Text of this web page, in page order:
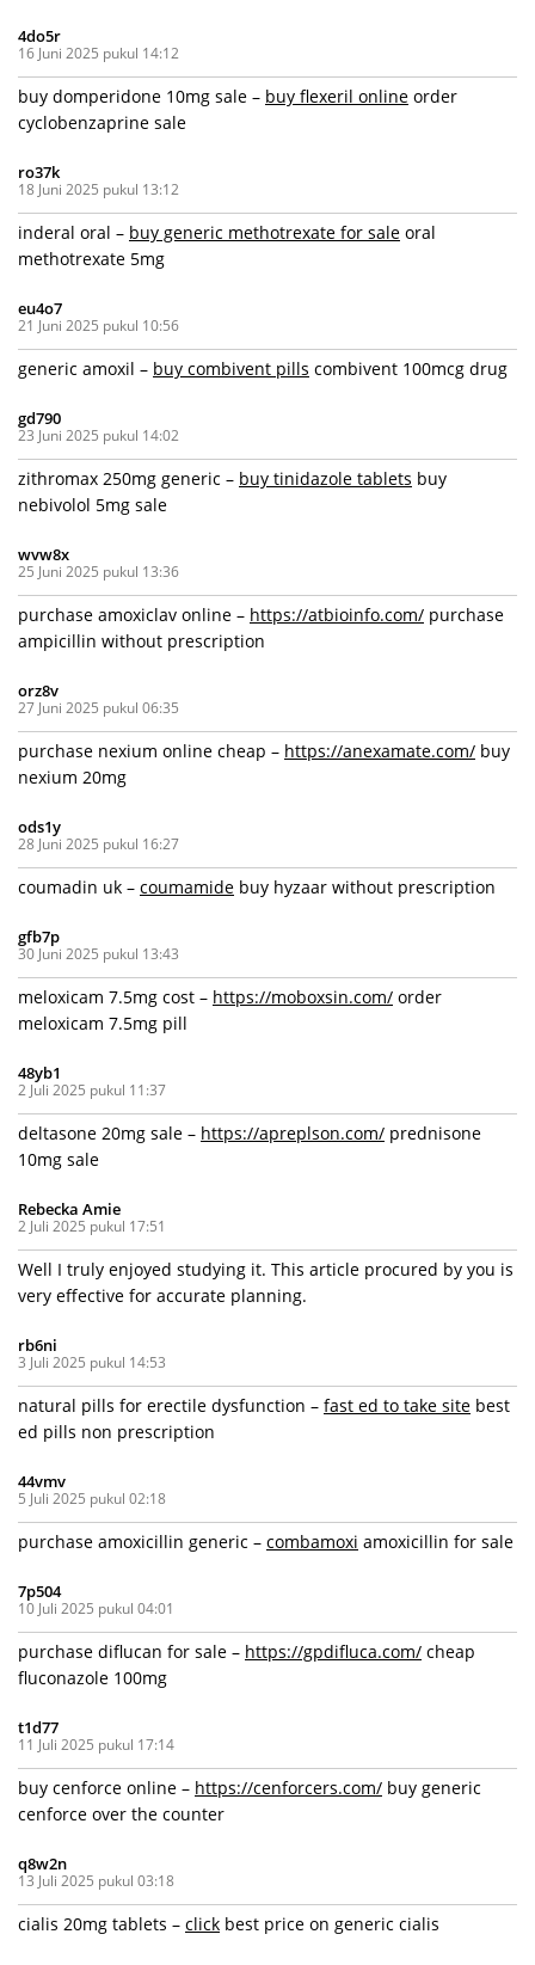
4do5r
16 Juni 2025 pukul 14:12
buy domperidone 10mg sale – buy flexeril online order
cyclobenzaprine sale
ro37k
18 Juni 2025 pukul 13:12
inderal oral – buy generic methotrexate for sale oral
methotrexate 5mg
eu4o7
21 Juni 2025 pukul 10:56
generic amoxil – buy combivent pills combivent 100mcg drug
gd790
23 Juni 2025 pukul 14:02
zithromax 250mg generic – buy tinidazole tablets buy
nebivolol 5mg sale
wvw8x
25 Juni 2025 pukul 13:36
purchase amoxiclav online – https://atbioinfo.com/ purchase
ampicillin without prescription
orz8v
27 Juni 2025 pukul 06:35
purchase nexium online cheap – https://anexamate.com/ buy
nexium 20mg
ods1y
28 Juni 2025 pukul 16:27
coumadin uk – coumamide buy hyzaar without prescription
gfb7p
30 Juni 2025 pukul 13:43
meloxicam 7.5mg cost – https://moboxsin.com/ order
meloxicam 7.5mg pill
48yb1
2 Juli 2025 pukul 11:37
deltasone 20mg sale – https://apreplson.com/ prednisone
10mg sale
Rebecka Amie
2 Juli 2025 pukul 17:51
Well I truly enjoyed studying it. This article procured by you is
very effective for accurate planning.
rb6ni
3 Juli 2025 pukul 14:53
natural pills for erectile dysfunction – fast ed to take site best
ed pills non prescription
44vmv
5 Juli 2025 pukul 02:18
purchase amoxicillin generic – combamoxi amoxicillin for sale
7p504
10 Juli 2025 pukul 04:01
purchase diflucan for sale – https://gpdifluca.com/ cheap
fluconazole 100mg
t1d77
11 Juli 2025 pukul 17:14
buy cenforce online – https://cenforcers.com/ buy generic
cenforce over the counter
q8w2n
13 Juli 2025 pukul 03:18
cialis 20mg tablets – click best price on generic cialis